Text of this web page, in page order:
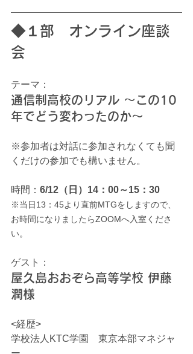
◆１部　オンライン座談
会
テーマ：
通信制高校のリアル ～この10
年でどう変わったのか～
※参加者は対話に参加されなくても聞
くだけの参加でも構いません。
時間： 6/12（日）14：00～15：30
※当日13：45より直前MTGをしますので、
お時間になりましたらZOOMへ入室くださ
い。
ゲスト：
屋久島おおぞら高等学校 伊藤
潤様
<経歴>
学校法人KTC学園　東京本部マネジャ